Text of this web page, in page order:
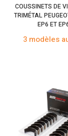
COUSSINETS DE
TRIMÉTAL
EP6 ET
3 modèles